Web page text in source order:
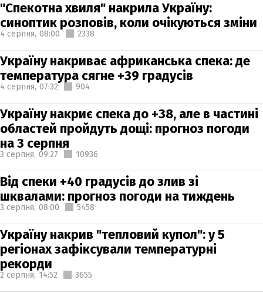
"Спекотна хвиля" накрила Україну:
синоптик розповів, коли очікуються зміни
4 серпня, 08:00 2338
Україну накриває африканська спека: де
температура сягне +39 градусів
4 серпня, 07:32 904
Україну накриє спека до +38, але в частині
областей пройдуть дощі: прогноз погоди
на 3 серпня
3 серпня, 09:27 10936
Від спеки +40 градусів до злив зі
шквалами: прогноз погоди на тиждень
3 серпня, 08:00 5458
Україну накрив "тепловий купол": у 5
регіонах зафіксували температурні
рекорди
2 серпня, 14:52 3655